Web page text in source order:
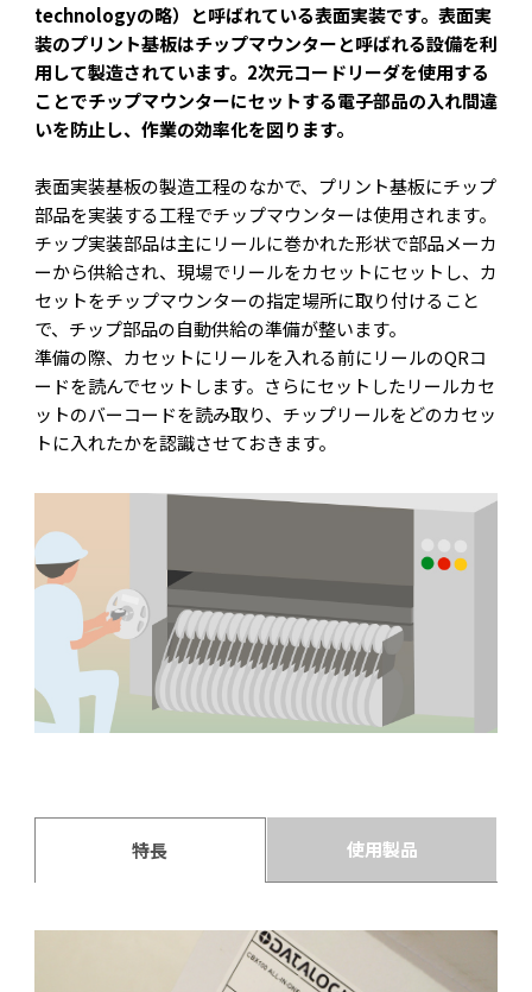
technologyの略）と呼ばれている表面実装です。表面実
装のプリント基板はチップマウンターと呼ばれる設備を利
用して製造されています。2次元コードリーダを使用する
ことでチップマウンターにセットする電子部品の入れ間違
いを防止し、作業の効率化を図ります。
表面実装基板の製造工程のなかで、プリント基板にチップ
部品を実装する工程でチップマウンターは使用されます。
チップ実装部品は主にリールに巻かれた形状で部品メーカ
ーから供給され、現場でリールをカセットにセットし、カ
セットをチップマウンターの指定場所に取り付けること
で、チップ部品の自動供給の準備が整います。
準備の際、カセットにリールを入れる前にリールのQRコ
ードを読んでセットします。さらにセットしたリールカセ
ットのバーコードを読み取り、チップリールをどのカセッ
トに入れたかを認識させておきます。
特長 使用製品